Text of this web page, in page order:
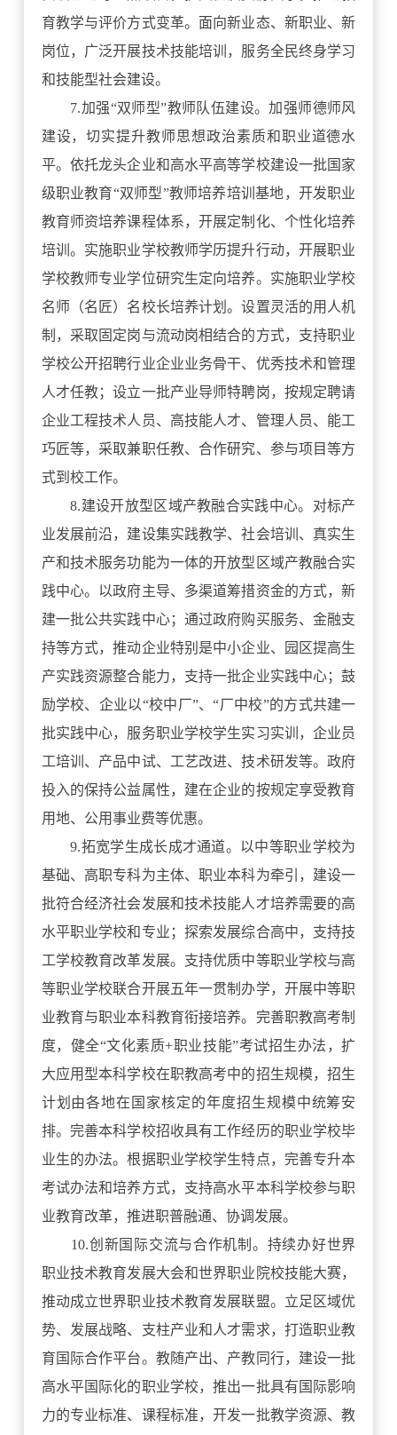
育教学与评价方式变革。面向新业态、新职业、新
岗位，广泛开展技术技能培训，服务全民终身学习
和技能型社会建设。
7.加强“双师型”教师队伍建设。加强师德师风
建设，切实提升教师思想政治素质和职业道德水
平。依托龙头企业和高水平高等学校建设一批国家
级职业教育“双师型”教师培养培训基地，开发职业
教育师资培养课程体系，开展定制化、个性化培养
培训。实施职业学校教师学历提升行动，开展职业
学校教师专业学位研究生定向培养。实施职业学校
名师（名匠）名校长培养计划。设置灵活的用人机
制，采取固定岗与流动岗相结合的方式，支持职业
学校公开招聘行业企业业务骨干、优秀技术和管理
人才任教；设立一批产业导师特聘岗，按规定聘请
企业工程技术人员、高技能人才、管理人员、能工
巧匠等，采取兼职任教、合作研究、参与项目等方
式到校工作。
8.建设开放型区域产教融合实践中心。对标产
业发展前沿，建设集实践教学、社会培训、真实生
产和技术服务功能为一体的开放型区域产教融合实
践中心。以政府主导、多渠道筹措资金的方式，新
建一批公共实践中心；通过政府购买服务、金融支
持等方式，推动企业特别是中小企业、园区提高生
产实践资源整合能力，支持一批企业实践中心；鼓
励学校、企业以“校中厂”、“厂中校”的方式共建一
批实践中心，服务职业学校学生实习实训，企业员
工培训、产品中试、工艺改进、技术研发等。政府
投入的保持公益属性，建在企业的按规定享受教育
用地、公用事业费等优惠。
9.拓宽学生成长成才通道。以中等职业学校为
基础、高职专科为主体、职业本科为牵引，建设一
批符合经济社会发展和技术技能人才培养需要的高
水平职业学校和专业；探索发展综合高中，支持技
工学校教育改革发展。支持优质中等职业学校与高
等职业学校联合开展五年一贯制办学，开展中等职
业教育与职业本科教育衔接培养。完善职教高考制
度，健全“文化素质+职业技能”考试招生办法，扩
大应用型本科学校在职教高考中的招生规模，招生
计划由各地在国家核定的年度招生规模中统筹安
排。完善本科学校招收具有工作经历的职业学校毕
业生的办法。根据职业学校学生特点，完善专升本
考试办法和培养方式，支持高水平本科学校参与职
业教育改革，推进职普融通、协调发展。
10.创新国际交流与合作机制。持续办好世界
职业技术教育发展大会和世界职业院校技能大赛，
推动成立世界职业技术教育发展联盟。立足区域优
势、发展战略、支柱产业和人才需求，打造职业教
育国际合作平台。教随产出、产教同行，建设一批
高水平国际化的职业学校，推出一批具有国际影响
力的专业标准、课程标准，开发一批教学资源、教